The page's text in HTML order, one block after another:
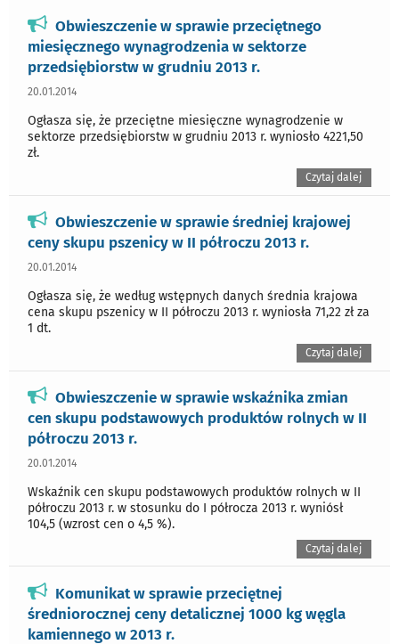
Obwieszczenie w sprawie przeciętnego
miesięcznego wynagrodzenia w sektorze
przedsiębiorstw w grudniu 2013 r.
20.01.2014
Ogłasza się, że przeciętne miesięczne wynagrodzenie w
sektorze przedsiębiorstw w grudniu 2013 r. wyniosło 4221,50
zł.
Czytaj dalej
Obwieszczenie w sprawie średniej krajowej
ceny skupu pszenicy w II półroczu 2013 r.
20.01.2014
Ogłasza się, że według wstępnych danych średnia krajowa
cena skupu pszenicy w II półroczu 2013 r. wyniosła 71,22 zł za
1 dt.
Czytaj dalej
Obwieszczenie w sprawie wskaźnika zmian
cen skupu podstawowych produktów rolnych w II
półroczu 2013 r.
20.01.2014
Wskaźnik cen skupu podstawowych produktów rolnych w II
półroczu 2013 r. w stosunku do I półrocza 2013 r. wyniósł
104,5 (wzrost cen o 4,5 %).
Czytaj dalej
Komunikat w sprawie przeciętnej
średniorocznej ceny detalicznej 1000 kg węgla
kamiennego w 2013 r.